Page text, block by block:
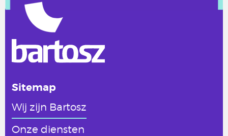
Sitemap
Wij zijn Bartosz
Onze diensten